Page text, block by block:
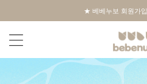
★ 베베누보 회원가